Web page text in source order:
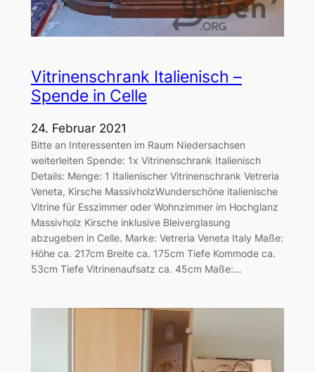
Vitrinenschrank Italienisch –
Spende in Celle
24. Februar 2021
Bitte an Interessenten im Raum Niedersachsen
weiterleiten Spende: 1x Vitrinenschrank Italienisch
Details: Menge: 1 Italienischer Vitrinenschrank Vetreria
Veneta, Kirsche MassivholzWunderschöne italienische
Vitrine für Esszimmer oder Wohnzimmer im Hochglanz
Massivholz Kirsche inklusive Bleiverglasung
abzugeben in Celle. Marke: Vetreria Veneta Italy Maße:
Höhe ca. 217cm Breite ca. 175cm Tiefe Kommode ca.
53cm Tiefe Vitrinenaufsatz ca. 45cm Maße:…